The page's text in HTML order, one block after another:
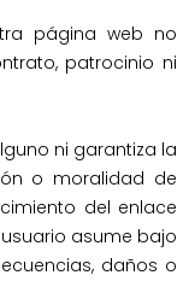
página web no
patrocinio ni
ni garantiza la
o moralidad de
del enlace
asume bajo
daños o